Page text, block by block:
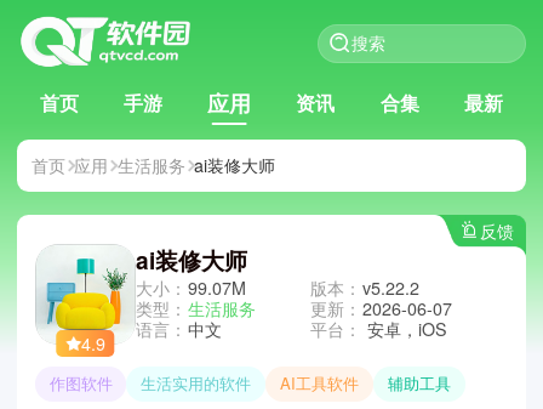
首页 手游 应用 资讯 合集 最新
首页 应用 生活服务 ai装修大师
反馈
4.9
ai装修大师
大小： 99.07M
类型： 生活服务
语言： 中文
版本： v5.22.2
更新： 2026-06-07
平台： 安卓，iOS
作图软件 生活实用的软件 AI工具软件 辅助工具